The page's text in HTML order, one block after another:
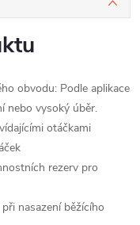
obvodu: Podle aplikace
nebo vysoký úběr.
otáčkami
rezerv pro
nasazení běžícího